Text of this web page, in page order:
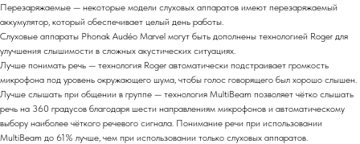
Перезаряжаемые — некоторые модели слуховых аппаратов имеют перезаряжаемый
аккумулятор, который обеспечивает целый день работы.
Слуховые аппараты Phonak Audéo Marvel могут быть дополнены технологией Roger для
улучшения слышимости в сложных акустических ситуациях.
Лучше понимать речь — технология Roger автоматически подстраивает громкость
микрофона под уровень окружающего шума, чтобы голос говорящего был хорошо слышен.
Лучше слышать при общении в группе — технология MultiBeam позволяет чётко слышать
речь на 360 градусов благодаря шести направлениям микрофонов и автоматическому
выбору наиболее чёткого речевого сигнала. Понимание речи при использовании
MultiBeam до 61% лучше, чем при использовании только слуховых аппаратов.